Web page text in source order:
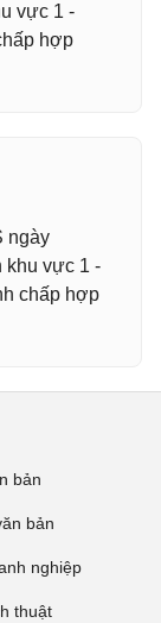
vực 1 -
hợp
ngày
khu vực 1 -
chấp hợp
bản
bản
nghiệp
thuật